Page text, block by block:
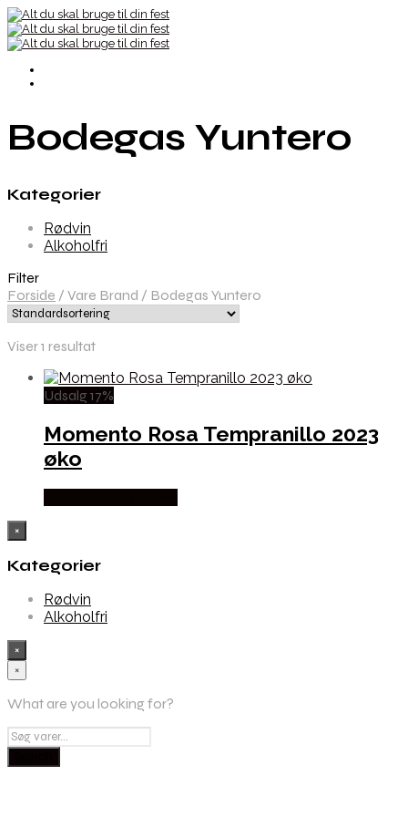
Bodegas Yuntero
Kategorier
Rødvin
Alkoholfri
Filter
Forside / Vare Brand / Bodegas Yuntero
Viser 1 resultat
Udsalg 17%
Momento Rosa Tempranillo 2023
øko
×
Kategorier
Rødvin
Alkoholfri
×
×
What are you looking for?